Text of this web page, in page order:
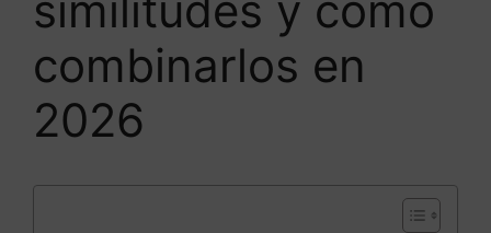
combinarlos en
2026